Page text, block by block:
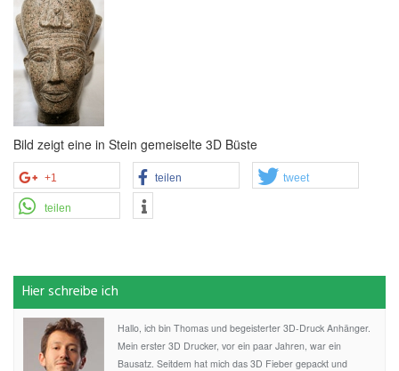
Bild zeigt eine in Stein gemeiselte 3D Büste
+1 teilen tweet
teilen
Hier schreibe ich
Hallo, ich bin Thomas und begeisterter 3D-Druck Anhänger.
Mein erster 3D Drucker, vor ein paar Jahren, war ein
Bausatz. Seitdem hat mich das 3D Fieber gepackt und